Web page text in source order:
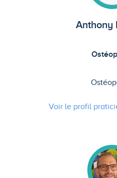
Anthony
Voir le profil